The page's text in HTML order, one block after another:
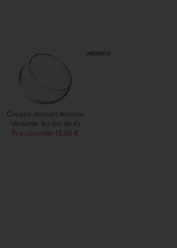
Coupes dessert Arcoroc
Versatile 4cl (lot de 6)
Prix conseillé 13,59 €